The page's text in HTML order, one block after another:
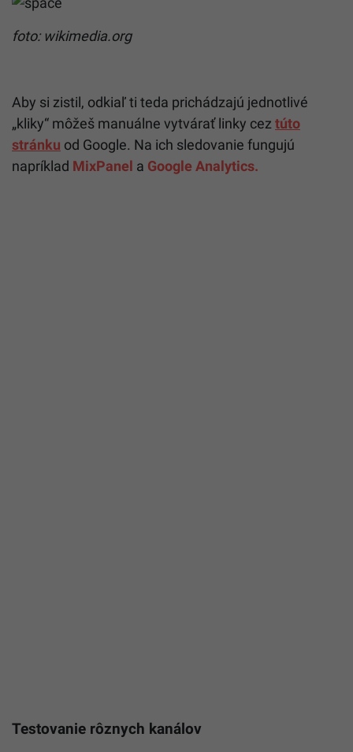
foto: wikimedia.org
Aby si zistil, odkiaľ ti teda prichádzajú jednotlivé
„kliky“ môžeš manuálne vytvárať linky cez túto
stránku od Google. Na ich sledovanie fungujú
napríklad MixPanel a Google Analytics.
Testovanie rôznych kanálov